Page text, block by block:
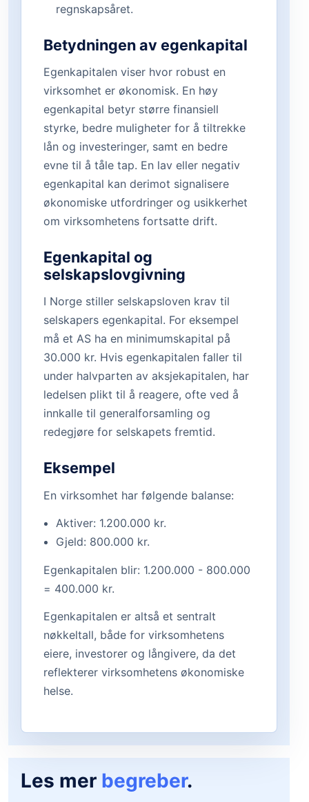
regnskapsåret.
Betydningen av egenkapital
Egenkapitalen viser hvor robust en
virksomhet er økonomisk. En høy
egenkapital betyr større finansiell
styrke, bedre muligheter for å tiltrekke
lån og investeringer, samt en bedre
evne til å tåle tap. En lav eller negativ
egenkapital kan derimot signalisere
økonomiske utfordringer og usikkerhet
om virksomhetens fortsatte drift.
Egenkapital og
selskapslovgivning
I Norge stiller selskapsloven krav til
selskapers egenkapital. For eksempel
må et AS ha en minimumskapital på
30.000 kr. Hvis egenkapitalen faller til
under halvparten av aksjekapitalen, har
ledelsen plikt til å reagere, ofte ved å
innkalle til generalforsamling og
redegjøre for selskapets fremtid.
Eksempel
En virksomhet har følgende balanse:
Aktiver: 1.200.000 kr.
Gjeld: 800.000 kr.
Egenkapitalen blir: 1.200.000 - 800.000
= 400.000 kr.
Egenkapitalen er altså et sentralt
nøkkeltall, både for virksomhetens
eiere, investorer og långivere, da det
reflekterer virksomhetens økonomiske
helse.
Les mer begreber.